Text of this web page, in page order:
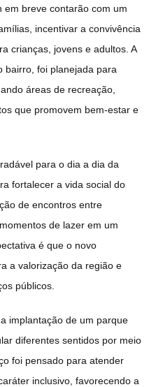
em breve contarão com um
incentivar a convivência
crianças, jovens e adultos. A
bairro, foi planejada para
áreas de recreação,
que promovem bem-estar e
para o dia a dia da
fortalecer a vida social do
de encontros entre
de lazer em um
é que o novo
a valorização da região e
públicos.
implantação de um parque
diferentes sentidos por meio
foi pensado para atender
inclusivo, favorecendo a